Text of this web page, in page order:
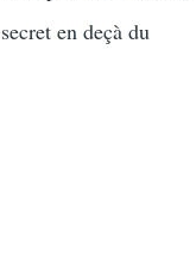
en deçà du